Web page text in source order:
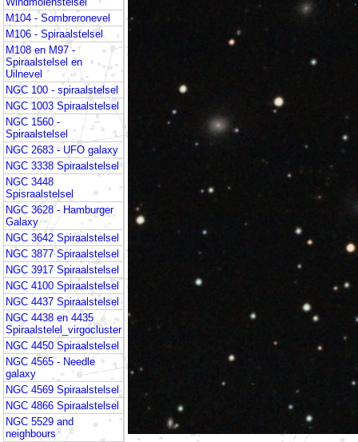
M104 - Sombreronevel
M106 - Spiraalstelsel
M108 en M97 -
Spiraalstelsel en
Uilnevel
NGC 100 - spiraalstelsel
NGC 1003 Spiraalstelsel
NGC 1560 -
Spiraalstelsel
NGC 2683 - UFO galaxy
NGC 3338 Spiraalstelsel
NGC 3448
Spisraalstelsel
NGC 3628 - Hamburger
Galaxy
NGC 3642 Spiraalstelsel
NGC 3877 Spiraalstelsel
NGC 3917 Spiraalstelsel
NGC 4100 Spiraalstelsel
NGC 4437 Spiraalstelsel
NGC 4438 en 4435
Spiraalstelel_virgocluster
NGC 4450 Spiraalstelsel
NGC 4565 - Needle
galaxy
NGC 4569 Spiraalstelsel
NGC 4866 Spiraalstelsel
NGC 5529 and
neighbours